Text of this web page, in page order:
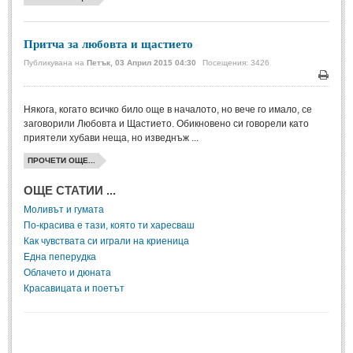
Мъдрости за живота
Мъдрости за любовта
Мъдрости за щастието (5)
Мъдрости за приятелството
Мъдрости на велики хора
Древногръцки афоризми
Древноримски афоризми
ФИЛОСОФИЯ
ФИЛОСОФИЯ
Притча за любовта и щастието
Публикувана на Петък, 03 Април 2015 04:30 Посещения: 3426
Печат
Някога, когато всичко било още в началото, но вече го имало, се
заговорили Любовта и Щастието. Обикновено си говорели като
приятели хубави неща, но изведнъж ...
ПРОЧЕТИ ОЩЕ...
ОЩЕ СТАТИИ ...
Моливът и гумата
По-красива е тази, която ти харесваш
Как чувствата си играли на криеница
Една пеперудка
Облачето и дюната
Красавицата и поетът